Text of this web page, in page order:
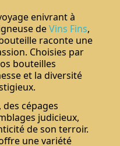
enivrant à
deVins Fins,
raconte une
Choisies par
bouteilles
et la diversité
cépages
judicieux,
de son terroir.
une variété